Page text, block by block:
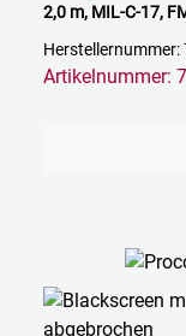
2,0 m, MIL-C-17,
Artikelnummer: